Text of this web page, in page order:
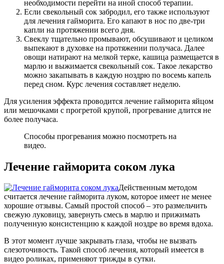
необходимости перейти на иной способ терапии.
Если свекольный сок забродил, его также используют
для лечения гайморита. Его капают в нос по две-три
капли на протяжении всего дня.
Свеклу тщательно промывают, обсушивают и целиком
выпекают в духовке на протяжении получаса. Далее
овощи натирают на мелкой терке, кашица размещается в
марлю и выжимается свекольный сок. Такое лекарство
можно закапывать в каждую ноздрю по восемь капель
перед сном. Курс лечения составляет неделю.
Для усиления эффекта проводится лечение гайморита яйцом
или мешочками с прогретой крупой, прогревание длится не
более получаса.
Способы прогревания можно посмотреть на
видео.
Лечение гайморита соком лука
Действенным методом
считается лечение гайморита луком, которое имеет не менее
хорошие отзывы. Самый простой способ – это размельчить
свежую луковицу, завернуть смесь в марлю и прижимать
полученную консистенцию к каждой ноздре во время вдоха.
В этот момент лучше закрывать глаза, чтобы не вызвать
слезоточивость. Такой способ лечения, который имеется в
видео роликах, применяют трижды в сутки.